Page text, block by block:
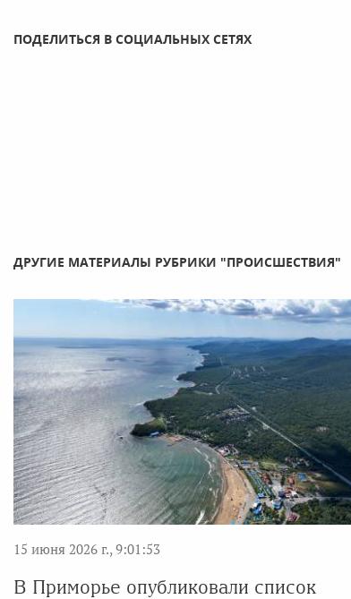
ПОДЕЛИТЬСЯ В СОЦИАЛЬНЫХ СЕТЯХ
ДРУГИЕ МАТЕРИАЛЫ РУБРИКИ "ПРОИСШЕСТВИЯ"
15 июня 2026 г., 9:01:53
В Приморье опубликовали список